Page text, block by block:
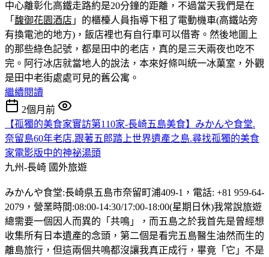
中心離彰化高鐵走路約是20分鐘的距離，不過當天我們是在
「 馥御花園酒店 」的櫃檯人員指導下租了電動機車(高鐵站旁
有換電池的地方)，飯店裡也有自行車可以借寄。然後地圖上
的那些綠色記號，都是田中的老店，真的是三天兩夜也吃不
完。 阿行冰店就當地人的說法，本來好條叫統一冰菓室，外觀
是田中老街處處可見的舊公寓。
繼續閱讀
2個月前
【孤獨的美食家實訪第110家-長崎五島美食】みかんや食堂.
奈留島60年老店.跟著五郎踏上世界遺產之島.尋找孤獨的美食
家電影版中的神祕湯頭
九州-長崎 國外旅遊
みかんや食堂:長崎県五島市奈留町浦409-1，電話: +81 959-64-
2079，營業時間:08:00-14:30/17:00-18:00(星期日休)我常說旅遊
總需要一個因人而異的「共鳴」，而五島之於我首先是曾經想
收集所有日本遺產的念頭，第二個是看完五島醫生油然而生的
離島旅行，但這兩個共鳴都沒讓我真正成行，畢竟「它」不是